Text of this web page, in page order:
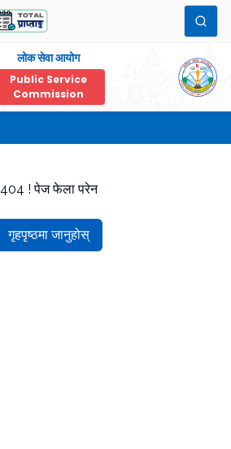
लोक सेवा आयोग
Public Service
Commission
404 ! पेज फेला परेन
गृहपृष्ठमा जानुहोस्